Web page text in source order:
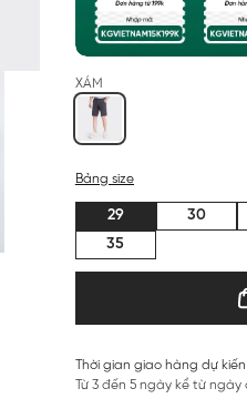
XÁM
Bảng size
29 30
35
Thời gian giao hàng dự kiến
Từ 3 đến 5 ngày kể từ